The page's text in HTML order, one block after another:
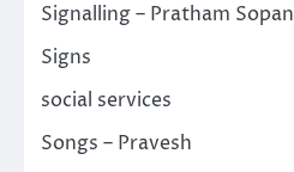
Signalling – Pratham Sopan
Signs
social services
Songs – Pravesh